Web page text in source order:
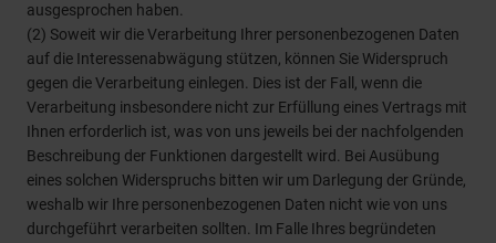
ausgesprochen haben.
(2) Soweit wir die Verarbeitung Ihrer personenbezogenen Daten
auf die Interessenabwägung stützen, können Sie Widerspruch
gegen die Verarbeitung einlegen. Dies ist der Fall, wenn die
Verarbeitung insbesondere nicht zur Erfüllung eines Vertrags mit
Ihnen erforderlich ist, was von uns jeweils bei der nachfolgenden
Beschreibung der Funktionen dargestellt wird. Bei Ausübung
eines solchen Widerspruchs bitten wir um Darlegung der Gründe,
weshalb wir Ihre personenbezogenen Daten nicht wie von uns
durchgeführt verarbeiten sollten. Im Falle Ihres begründeten